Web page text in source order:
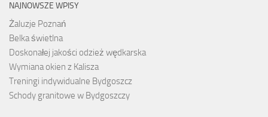
NAJNOWSZE WPISY
Żaluzje Poznań
Belka świetlna
Doskonałej jakości odzież wędkarska
Wymiana okien z Kalisza
Treningi indywidualne Bydgoszcz
Schody granitowe w Bydgoszczy